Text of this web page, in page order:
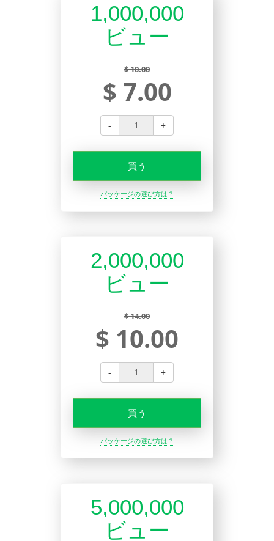
1,000,000
ビュー
$ 10.00
$ 7.00
- +
買う
パッケージの選び方は？
2,000,000
ビュー
$ 14.00
$ 10.00
- +
買う
パッケージの選び方は？
5,000,000
ビュー